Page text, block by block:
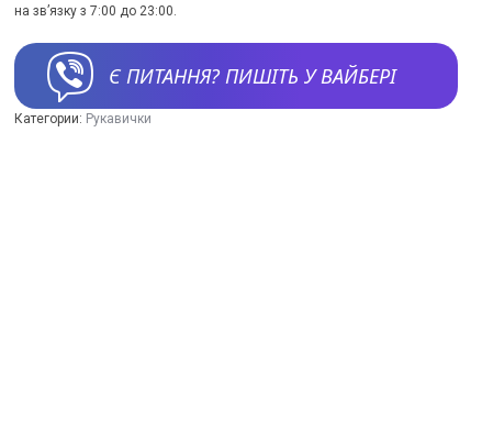
на зв’язку з 7:00 до 23:00.
Є ПИТАННЯ? ПИШІТЬ У ВАЙБЕРІ
Категории: Рукавички